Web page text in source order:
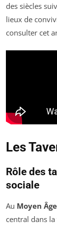
des siècles
lieux de
consulter cet
Les
Rôle des
sociale
Au Moyen Âge
central dans la